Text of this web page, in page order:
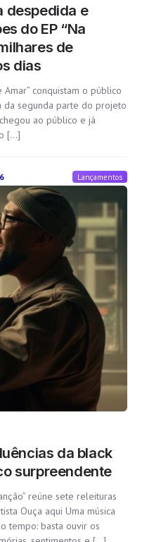
despedida e
do EP “Na
de
dias
Amar” conquistam o público
da segunda parte do projeto
ao público e já
[…]
Lançamentos
da black
surpreendente
reúne sete releituras
Ouça aqui Uma música
tempo: basta ouvir os